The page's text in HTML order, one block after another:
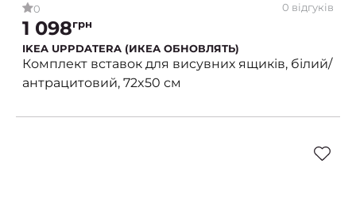
0 0 відгуків
1 098грн
IKEA UPPDATERA (ИКЕА ОБНОВЛЯТЬ)
Комплект вставок для висувних ящиків, білий/
антрацитовий, 72x50 см